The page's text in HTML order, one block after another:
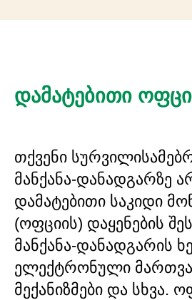
დამატებითი
თქვენი
მანქანა-დანადგარზე
დამატებითი საკიდი
(ოფციის) დაყენების
მანქანა-დანადგარის
ელექტრონული
მექანიზმები და სხვა.